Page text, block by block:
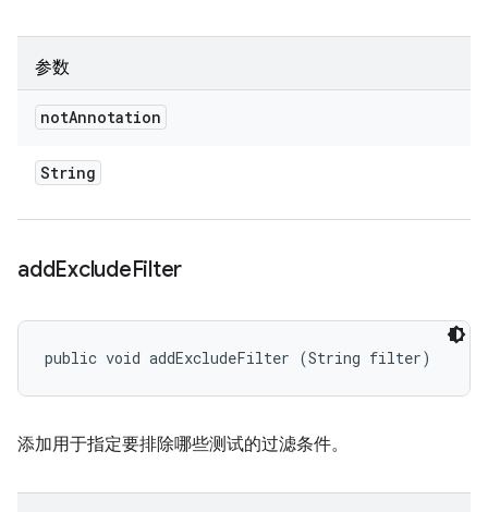
参数
notAnnotation
String
addExcludeFilter
public void addExcludeFilter (String filter)
添加用于指定要排除哪些测试的过滤条件。